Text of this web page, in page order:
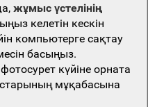
жұмыс үстелінің
келетін кескін
компьютерге сақтау
басыңыз.
күйіне орната
мұқабасына